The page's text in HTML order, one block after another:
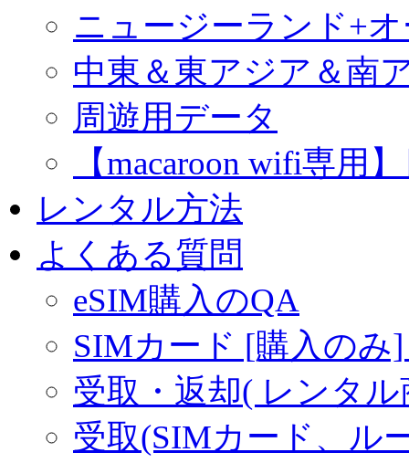
ニュージーランド+
中東＆東アジア＆南
周遊用データ
【macaroon wifi専用
レンタル方法
よくある質問
eSIM購入のQA
SIMカード [購入のみ
受取・返却( レンタ
受取(SIMカード、ル